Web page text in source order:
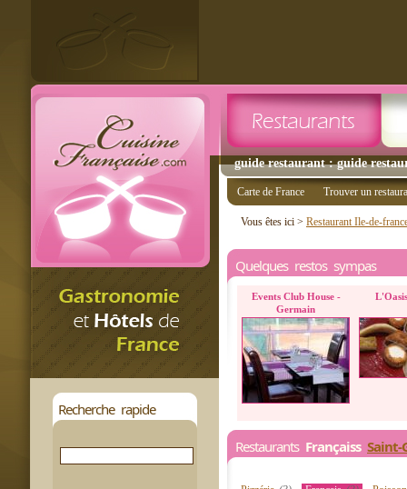
guide restaurant : guide
Recherche rapide
Carte de France Trouver un
Vous êtes ici > Restaurant Ile-de-
Quelques restos sympas
Events Club House -
Germain
Restaurants Françaiss Saint-